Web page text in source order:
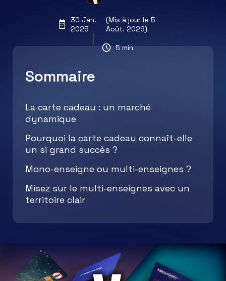
30 Jan.
2025
(Mis à jour le 5
Août. 2026)
5 min
Sommaire
La carte cadeau : un marché
dynamique
Pourquoi la carte cadeau connaît-elle
un si grand succès ?
Mono-enseigne ou multi-enseignes ?
Misez sur le multi-enseignes avec un
territoire clair